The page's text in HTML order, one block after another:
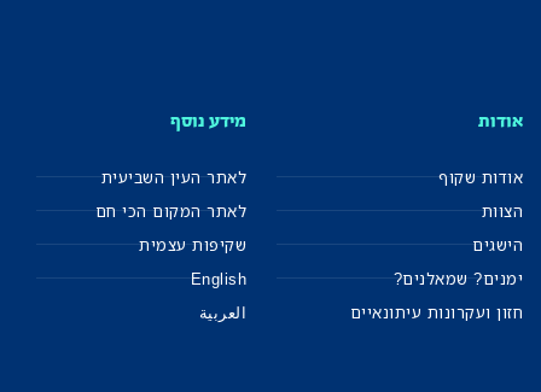
אודות
אודות שקוף
הצוות
הישגים
ימנים? שמאלנים?
חזון ועקרונות עיתונאיים
מידע נוסף
לאתר העין השביעית
לאתר המקום הכי חם
שקיפות עצמית
English
العربية